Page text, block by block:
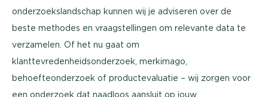
onderzoekslandschap kunnen wij je adviseren over de
beste methodes en vraagstellingen om relevante data te
verzamelen. Of het nu gaat om
klanttevredenheidsonderzoek, merkimago,
behoefteonderzoek of productevaluatie – wij zorgen voor
een onderzoek dat naadloos aansluit op jouw